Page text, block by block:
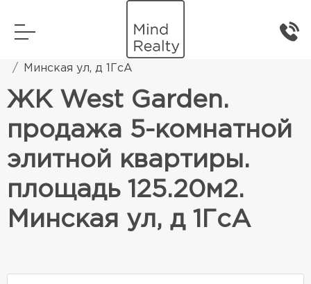
Элитная жилая недвижимость
Минская ул, д 1ГсА
ЖК West Garden.
продажа 5-комнатной
элитной квартиры.
площадь 125.20м2.
Минская ул, д 1ГсА